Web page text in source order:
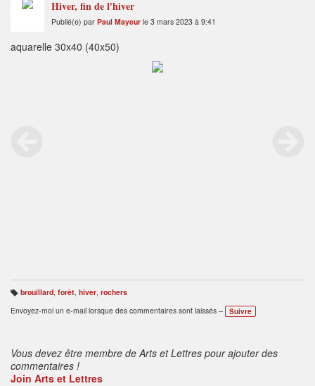
Hiver, fin de l'hiver
Publié(e) par Paul Mayeur le 3 mars 2023 à 9:41
aquarelle 30x40 (40x50)
B
ali
s
brouillard, forêt, hiver, rochers
Envoyez-moi un e-mail lorsque des commentaires sont laissés –
Suivre
Vous devez être membre de Arts et Lettres pour ajouter des
commentaires !
Join Arts et Lettres